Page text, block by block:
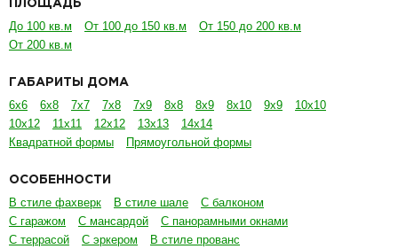
ПЛОЩАДЬ
До 100 кв.м От 100 до 150 кв.м
От 150 до 200 кв.м
От 200 кв.м
ГАБАРИТЫ ДОМА
6х6 6х8 7х7 7х8 7х9 8х8 8х9 8х10 9х9
10х10
10х12
11х11 12х12 13х13
14х14
Квадратной формы
Прямоугольной формы
ОСОБЕННОСТИ
В стиле фахверк В стиле шале
С балконом
С гаражом
С мансардой
С панорамными окнами
С террасой
С эркером
В стиле прованс